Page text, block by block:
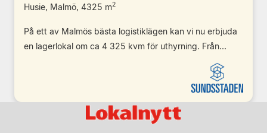
Husie, Malmö, 4325 m2
På ett av Malmös bästa logistiklägen kan vi nu erbjuda
en lagerlokal om ca 4 325 kvm för uthyrning. Från...